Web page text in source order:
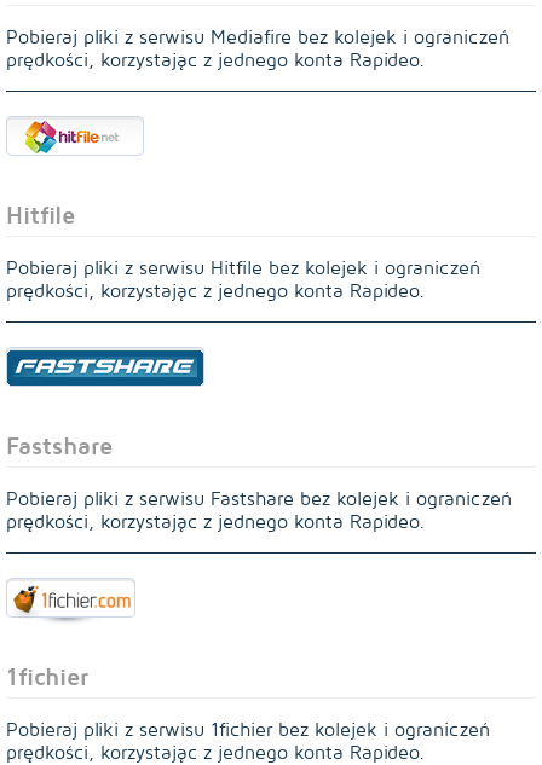
Pobieraj pliki z serwisu Mediafire bez kolejek i ograniczeń
prędkości, korzystając z jednego konta Rapideo.
Hitfile
Pobieraj pliki z serwisu Hitfile bez kolejek i ograniczeń
prędkości, korzystając z jednego konta Rapideo.
Fastshare
Pobieraj pliki z serwisu Fastshare bez kolejek i ograniczeń
prędkości, korzystając z jednego konta Rapideo.
1fichier
Pobieraj pliki z serwisu 1fichier bez kolejek i ograniczeń
prędkości, korzystając z jednego konta Rapideo.